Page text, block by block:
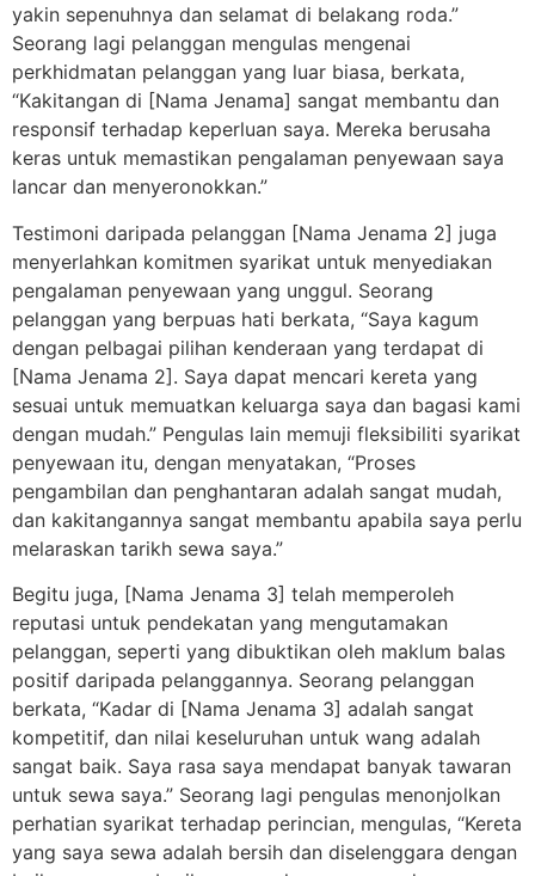
yakin sepenuhnya dan selamat di belakang roda.”
Seorang lagi pelanggan mengulas mengenai
perkhidmatan pelanggan yang luar biasa, berkata,
“Kakitangan di [Nama Jenama] sangat membantu dan
responsif terhadap keperluan saya. Mereka berusaha
keras untuk memastikan pengalaman penyewaan saya
lancar dan menyeronokkan.”
Testimoni daripada pelanggan [Nama Jenama 2] juga
menyerlahkan komitmen syarikat untuk menyediakan
pengalaman penyewaan yang unggul. Seorang
pelanggan yang berpuas hati berkata, “Saya kagum
dengan pelbagai pilihan kenderaan yang terdapat di
[Nama Jenama 2]. Saya dapat mencari kereta yang
sesuai untuk memuatkan keluarga saya dan bagasi kami
dengan mudah.” Pengulas lain memuji fleksibiliti syarikat
penyewaan itu, dengan menyatakan, “Proses
pengambilan dan penghantaran adalah sangat mudah,
dan kakitangannya sangat membantu apabila saya perlu
melaraskan tarikh sewa saya.”
Begitu juga, [Nama Jenama 3] telah memperoleh
reputasi untuk pendekatan yang mengutamakan
pelanggan, seperti yang dibuktikan oleh maklum balas
positif daripada pelanggannya. Seorang pelanggan
berkata, “Kadar di [Nama Jenama 3] adalah sangat
kompetitif, dan nilai keseluruhan untuk wang adalah
sangat baik. Saya rasa saya mendapat banyak tawaran
untuk sewa saya.” Seorang lagi pengulas menonjolkan
perhatian syarikat terhadap perincian, mengulas, “Kereta
yang saya sewa adalah bersih dan diselenggara dengan